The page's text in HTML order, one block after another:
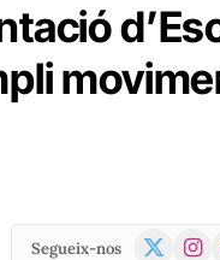
Segueix-nos
X